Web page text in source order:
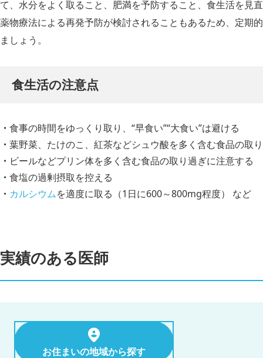
て、水分をよく取ること、肥満を予防すること、食生活を見
薬物療法による再発予防が検討されることもあるため、定期
ましょう。
食生活の注意点
食事の時間をゆっくり取り、“早食い”“大食い”は避ける
葉野菜、たけのこ、紅茶などシュウ酸を多く含む食品の取
ビールなどプリン体を多く含む食品の取り過ぎに注意する
食塩の過剰摂取を控える
カルシウムを適度に取る（1日に600～800mg程度） など
実績のある医師
お住まいの地域から探す